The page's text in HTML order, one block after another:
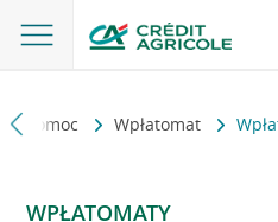
i pomoc Wpłatomat
WPŁATOMATY